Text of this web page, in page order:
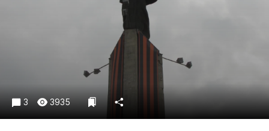
Происшествия
Экономика и бизнес
ПРОЕКТЫ
3 3935